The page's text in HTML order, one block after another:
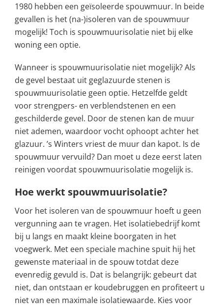
1980 hebben een geïsoleerde spouwmuur. In beide
gevallen is het (na-)isoleren van de spouwmuur
mogelijk! Toch is spouwmuurisolatie niet bij elke
woning een optie.
Wanneer is spouwmuurisolatie niet mogelijk? Als
de gevel bestaat uit geglazuurde stenen is
spouwmuurisolatie geen optie. Hetzelfde geldt
voor strengpers- en verblendstenen en een
geschilderde gevel. Door de stenen kan de muur
niet ademen, waardoor vocht ophoopt achter het
glazuur. ’s Winters vriest de muur dan kapot. Is de
spouwmuur vervuild? Dan moet u deze eerst laten
reinigen voordat spouwmuurisolatie mogelijk is.
Hoe werkt spouwmuurisolatie?
Voor het isoleren van de spouwmuur hoeft u geen
vergunning aan te vragen. Het isolatiebedrijf komt
bij u langs en maakt kleine boorgaten in het
voegwerk. Met een speciale machine spuit hij het
gewenste materiaal in de spouw totdat deze
evenredig gevuld is. Dat is belangrijk: gebeurt dat
niet, dan ontstaan er koudebruggen en profiteert u
niet van een maximale isolatiewaarde. Kies voor